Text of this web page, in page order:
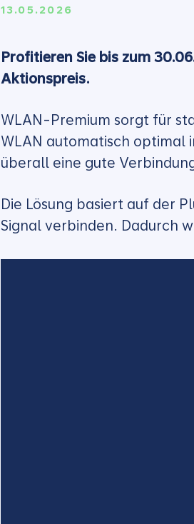
13.05.2026
Profitieren Sie bis zum
Aktionspreis.
WLAN-Premium sorgt für
WLAN automatisch optimal
überall eine gute
Die Lösung basiert auf der
Signal verbinden. Dadurch